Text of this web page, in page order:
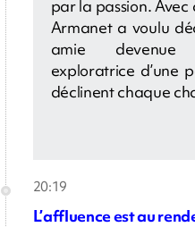
par la passion.
Armanet a voulu
amie devenue
exploratrice d’une
déclinent chaque
20:19
L’affluence est au